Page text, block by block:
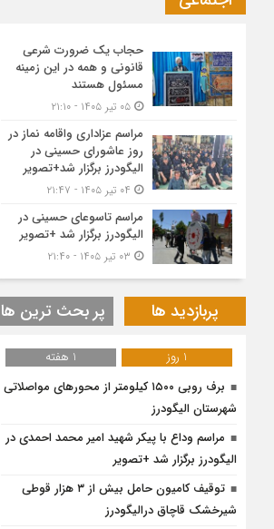
حجاب یک ضرورت شرعی
قانونی و همه در این زمینه
مسئول هستند
مراسم عزاداری واقامه نماز در
روز عاشورای حسینی در
الیگودرز برگزار شد+تصویر
مراسم تاسوعای حسینی در
الیگودرز برگزار شد +تصویر
پربازدید ها پر بحث ترین ها
1 روز
1 هفته
برف روبی ۱۵۰۰ کیلومتر از محور‌های مواصلاتی
شهرستان الیگودرز
مراسم وداع با پیکر شهید امیر محمد احمدی در
الیگودرز برگزار شد +تصویر
توقیف کامیون حامل بیش از ۳ هزار قوطی
شیرخشک قاچاق درالیگودرز